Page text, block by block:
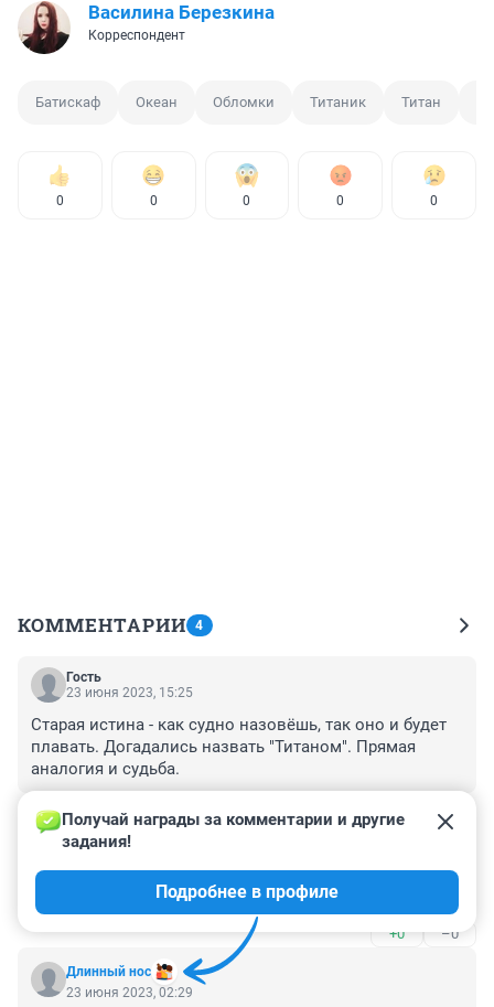
Василина Березкина
Корреспондент
Батискаф Океан Обломки Титаник Титан
0 0 0 0 0
КОММЕНТАРИИ 4
Гость
23 июня 2023, 15:25
Старая истина - как судно назовёшь, так оно и будет
плавать. Догадались назвать "Титаном". Прямая
аналогия и судьба.
–0
Гость
У богатых свои причуды.
+0 –0
Длинный нос
Получай награды за комментарии и другие
задания!
Подробнее в профиле
23 июня 2023, 02:29